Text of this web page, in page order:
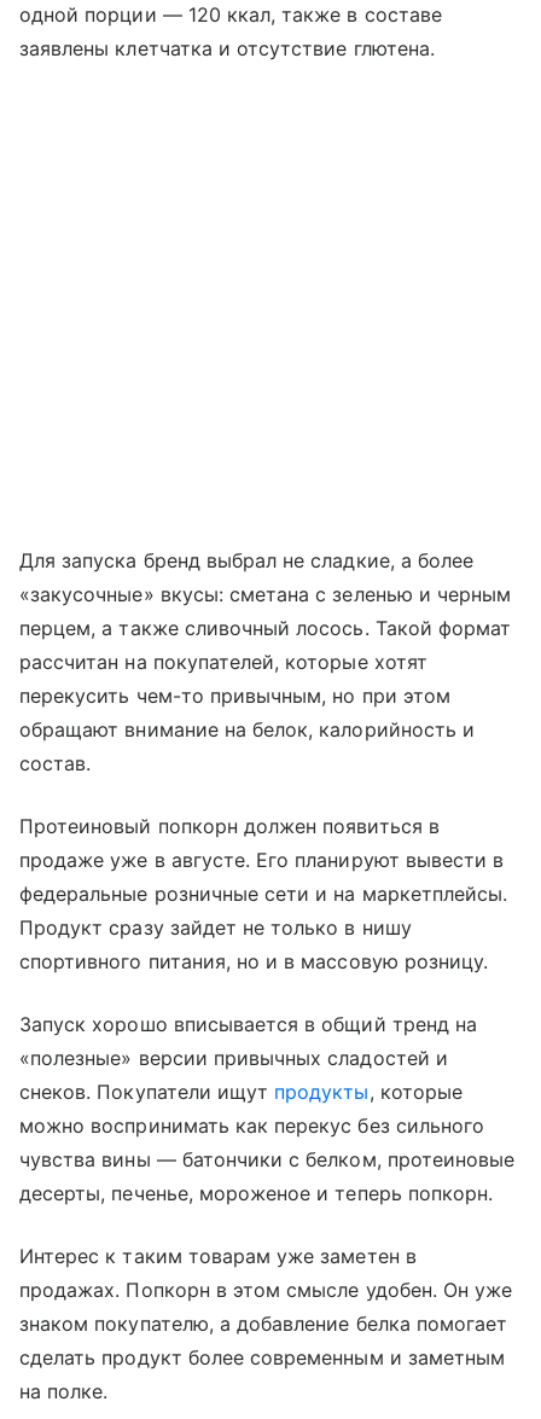
одной порции — 120 ккал, также в составе
заявлены клетчатка и отсутствие глютена.
Для запуска бренд выбрал не сладкие, а более
«закусочные» вкусы: сметана с зеленью и черным
перцем, а также сливочный лосось. Такой формат
рассчитан на покупателей, которые хотят
перекусить чем-то привычным, но при этом
обращают внимание на белок, калорийность и
состав.
Протеиновый попкорн должен появиться в
продаже уже в августе. Его планируют вывести в
федеральные розничные сети и на маркетплейсы.
Продукт сразу зайдет не только в нишу
спортивного питания, но и в массовую розницу.
Запуск хорошо вписывается в общий тренд на
«полезные» версии привычных сладостей и
снеков. Покупатели ищут продукты, которые
можно воспринимать как перекус без сильного
чувства вины — батончики с белком, протеиновые
десерты, печенье, мороженое и теперь попкорн.
Интерес к таким товарам уже заметен в
продажах. Попкорн в этом смысле удобен. Он уже
знаком покупателю, а добавление белка помогает
сделать продукт более современным и заметным
на полке.